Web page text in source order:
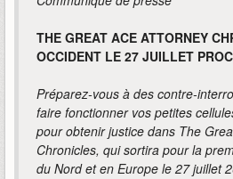
THE GREAT ACE ATTORNEY
OCCIDENT LE 27 JUILLET
Préparez-vous à des contre-
faire fonctionner vos petites
pour obtenir justice dans The
Chronicles, qui sortira pour la
du Nord et en Europe le 27 juillet